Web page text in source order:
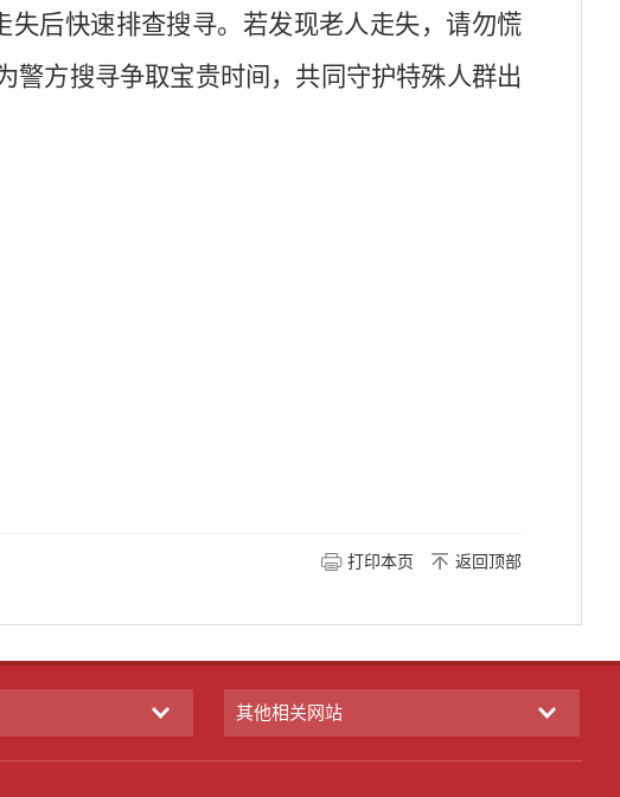
后快速排查搜寻。若发现老人走失，请勿慌
警方搜寻争取宝贵时间，共同守护特殊人群出
打印本页 返回顶部
其他相关网站